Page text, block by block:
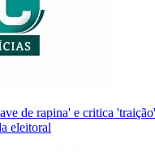
de rapina' e critica
eleitoral